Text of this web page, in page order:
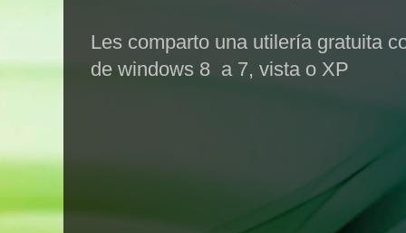
Les comparto una utilería gratuita
de windows 8 a 7, vista o XP